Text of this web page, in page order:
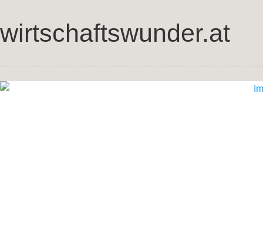
wirtschaftswunder.at